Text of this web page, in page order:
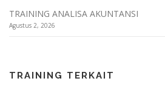
TRAINING ANALISA AKUNTANSI
Agustus 2, 2026
TRAINING TERKAIT